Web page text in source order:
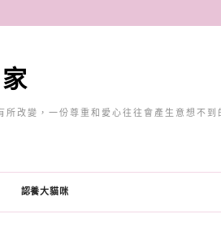
改變，一份尊重和愛心往往會產生意想不到
認養大貓咪